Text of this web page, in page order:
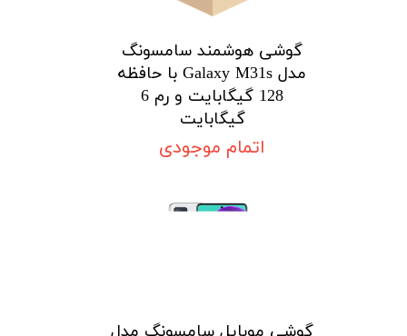
گوشی هوشمند سامسونگ
مدل Galaxy M31s با حافظه
128 گیگابایت و رم 6
گیگابایت
اتمام موجودی